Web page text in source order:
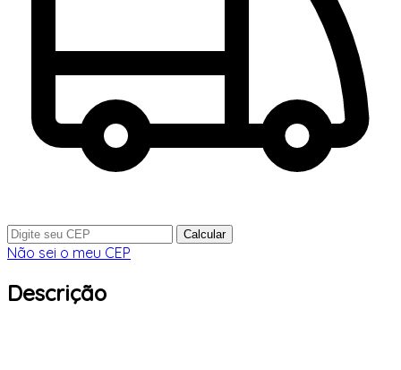
Calcular
Não sei o meu CEP
Descrição